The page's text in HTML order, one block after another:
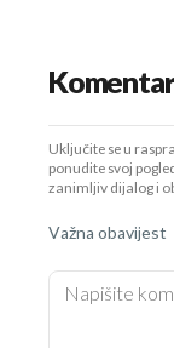
Uključite se u
ponudite svoj
zanimljiv dijalog i
Važna obavijest